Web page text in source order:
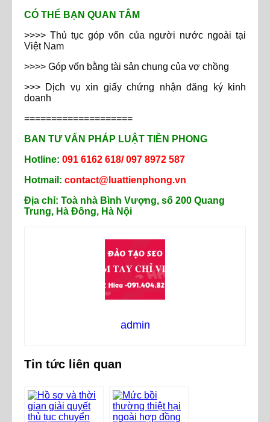
CÓ THỂ BẠN QUAN TÂM
>>>> Thủ tục góp vốn của người nước ngoài tại
Việt Nam
>>>> Góp vốn bằng tài sản chung của vợ chồng
>>> Dịch vụ xin giấy chứng nhận đăng ký kinh
doanh
====================
BAN TƯ VẤN PHÁP LUẬT TIỀN PHONG
Hotline: 091 6162 618/ 097 8972 587
Hotmail: contact@luattienphong.vn
Địa chỉ: Toà nhà Bình Vượng, số 200 Quang
Trung, Hà Đông, Hà Nội
admin
Tin tức liên quan